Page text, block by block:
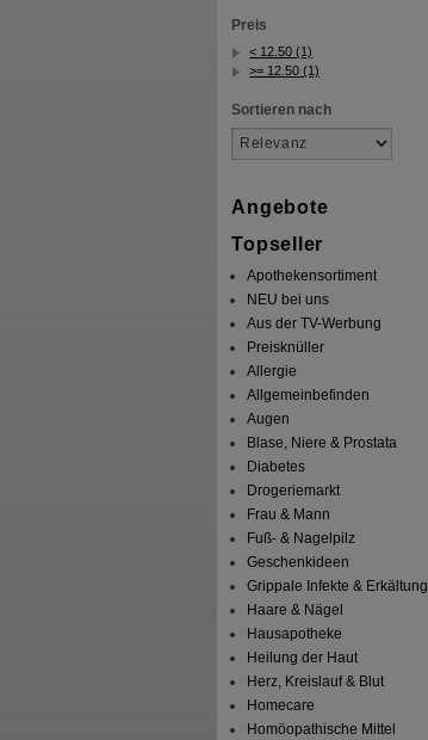
Preis
< 12.50 (1)
>= 12.50 (1)
Sortieren nach
Angebote
Topseller
Apothekensortiment
NEU bei uns
Aus der TV-Werbung
Preisknüller
Allergie
Allgemeinbefinden
Augen
Blase, Niere & Prostata
Diabetes
Drogeriemarkt
Frau & Mann
Fuß- & Nagelpilz
Geschenkideen
Grippale Infekte & Erkältung
Haare & Nägel
Hausapotheke
Heilung der Haut
Herz, Kreislauf & Blut
Homecare
Homöopathische Mittel